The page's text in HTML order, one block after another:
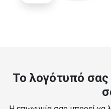
Το λογότυπό σας